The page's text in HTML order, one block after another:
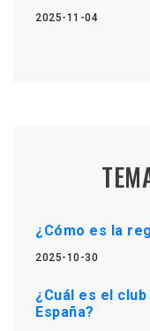
2025-11-04
¿Cómo es la
2025-10-30
¿Cuál es el
España?